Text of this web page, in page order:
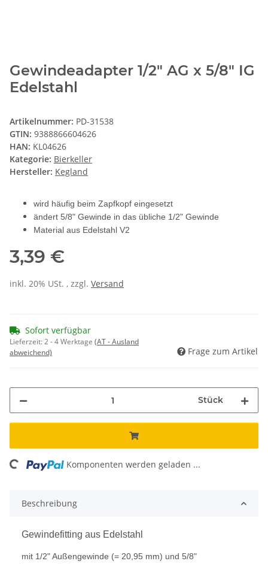
Gewindeadapter 1/2" AG x 5/8" IG
Edelstahl
Artikelnummer: PD-31538
GTIN: 9388866604626
HAN: KL04626
Kategorie: Bierkeller
Hersteller: Kegland
wird häufig beim Zapfkopf eingesetzt
ändert 5/8" Gewinde in das übliche 1/2" Gewinde
Material aus Edelstahl V2
3,39 €
inkl. 20% USt. , zzgl. Versand
Sofort verfügbar
Lieferzeit:2 - 4 Werktage (AT - Ausland
abweichend)
Frage zum Artikel
Stück
Komponenten werden geladen ...
Beschreibung
Gewindefitting aus Edelstahl
mit 1/2" Außengewinde (= 20,95 mm) und 5/8"